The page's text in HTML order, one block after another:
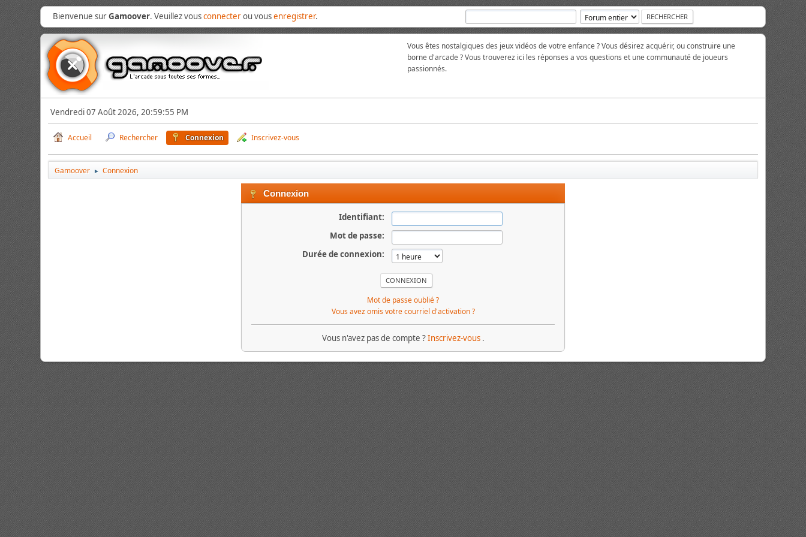
Bienvenue surGamoover. Veuillez vousconnecterou vousenregistrer.
Vous êtes nostalgiques des jeux vidéos de votre enfance ? Vous désirez acquérir, ou construire une
borne d'arcade ? Vous trouverez ici les réponses a vos questions et une communauté de joueurs
passionnés.
Vendredi 07 Août 2026, 20:59:55 PM
Accueil Rechercher Connexion Inscrivez-vous
Gamoover ► Connexion
Connexion
Identifiant:
Mot de passe:
Durée de connexion:
Mot de passe oublié ?
Vous avez omis votre courriel d'activation ?
Vous n'avez pas de compte ?Inscrivez-vous .